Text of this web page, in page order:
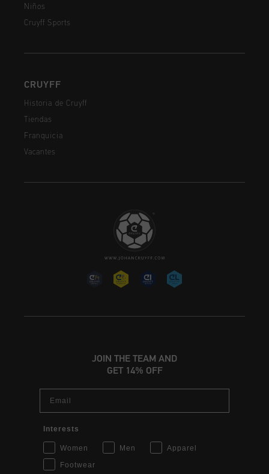
Niños
Cruyff Sports
CRUYFF
Historia de Cruyff
Tiendas
Franquicia
Vacantes
JOIN THE TEAM AND
GET 14% OFF
Interests
Women Men
Apparel
Footwear